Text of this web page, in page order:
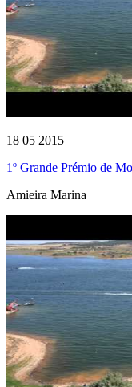
18 05 2015
1º Grande Prémio de
Amieira Marina